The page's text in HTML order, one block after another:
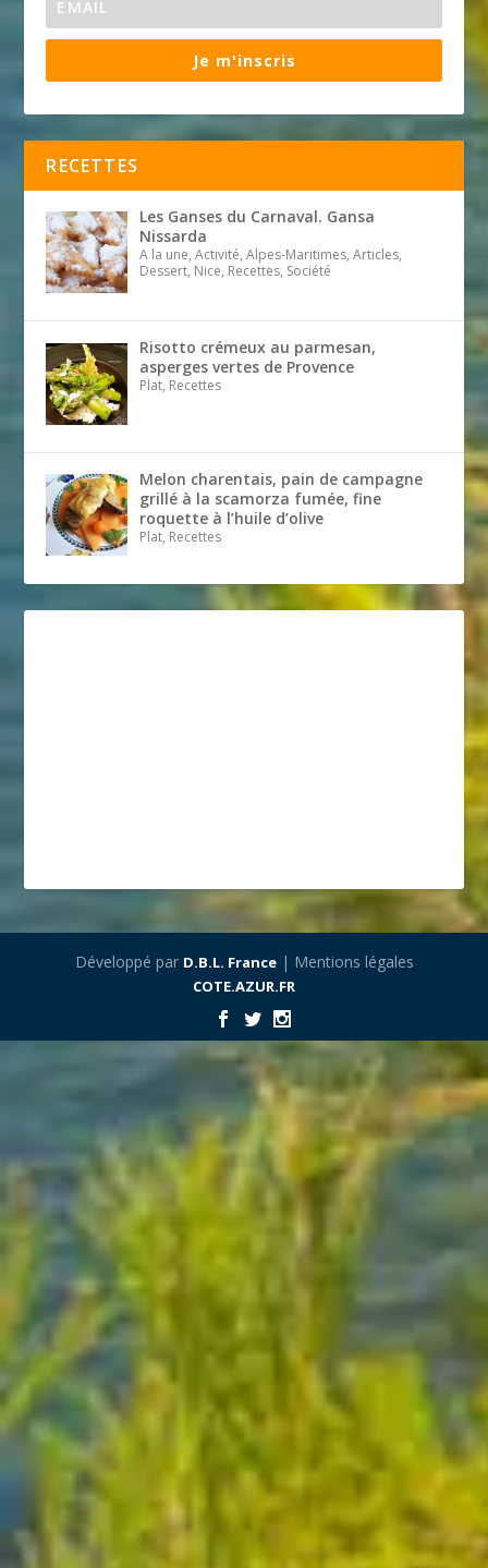
Je m'inscris
RECETTES
Les Ganses du Carnaval. Gansa
Nissarda
A la une, Activité, Alpes-Maritimes, Articles,
Dessert, Nice, Recettes, Société
Risotto crémeux au parmesan,
asperges vertes de Provence
Plat, Recettes
Melon charentais, pain de campagne
grillé à la scamorza fumée, fine
roquette à l’huile d’olive
Plat, Recettes
Développé par D.B.L. France| Mentions légales
COTE.AZUR.FR